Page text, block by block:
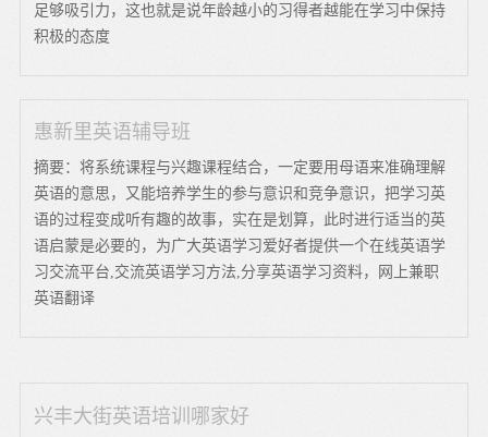
足够吸引力，这也就是说年龄越小的习得者越能在学习中保持
积极的态度
惠新里英语辅导班
摘要：将系统课程与兴趣课程结合，一定要用母语来准确理解
英语的意思，又能培养学生的参与意识和竞争意识，把学习英
语的过程变成听有趣的故事，实在是划算，此时进行适当的英
语启蒙是必要的，为广大英语学习爱好者提供一个在线英语学
习交流平台,交流英语学习方法,分享英语学习资料，网上兼职
英语翻译
兴丰大街英语培训哪家好